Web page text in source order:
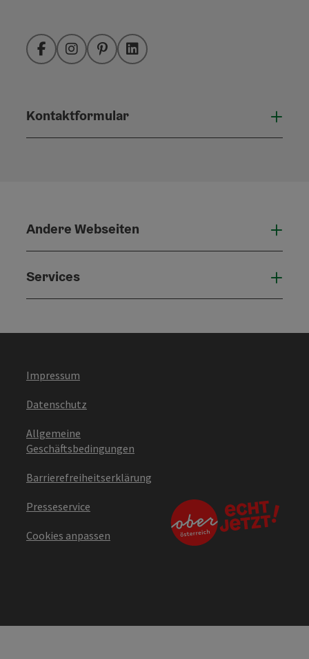
FacebookInstagramPinterestLinkedIn
Kontaktformular
Andere Webseiten
Services
Impressum
Datenschutz
Allgemeine
Geschäftsbedingungen
Barrierefreiheitserklärung
Presseservice
Cookies anpassen